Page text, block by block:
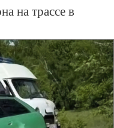
на трассе в